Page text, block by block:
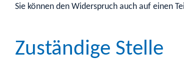
Sie können den Widerspruch auch auf einen
Zuständige Stelle